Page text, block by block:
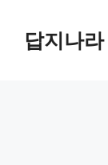
답지나라